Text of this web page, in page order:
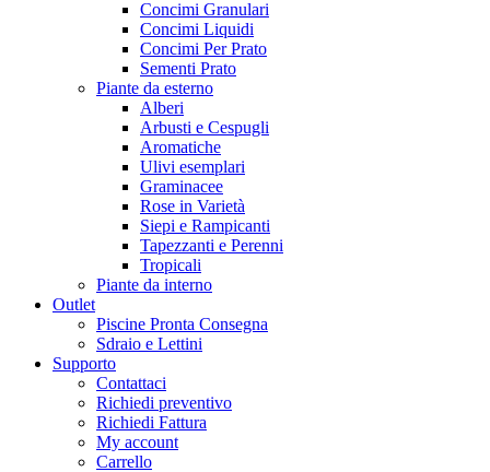
Concimi Granulari
Concimi Liquidi
Concimi Per Prato
Sementi Prato
Piante da esterno
Alberi
Arbusti e Cespugli
Aromatiche
Ulivi esemplari
Graminacee
Rose in Varietà
Siepi e Rampicanti
Tapezzanti e Perenni
Tropicali
Piante da interno
Outlet
Piscine Pronta Consegna
Sdraio e Lettini
Supporto
Contattaci
Richiedi preventivo
Richiedi Fattura
My account
Carrello